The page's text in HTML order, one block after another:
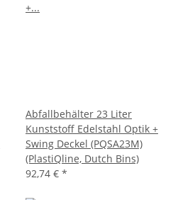
Abfallbehälter 23 Liter
Kunststoff Edelstahl Optik +
Swing Deckel (PQSA23M)
(PlastiQline, Dutch Bins)
92,74 € *